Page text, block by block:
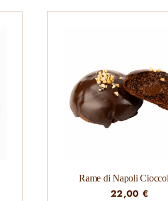
Rame di Napoli
22,00 €